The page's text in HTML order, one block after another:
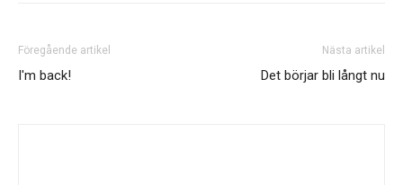
Föregående artikel
I'm back!
Nästa artikel
Det börjar bli långt nu